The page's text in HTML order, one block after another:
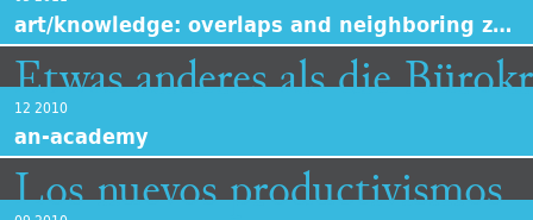
art/knowledge: overlaps and neighboring zones
Etwas anderes als die
12 2010
an-academy
Los nuevos productivismos